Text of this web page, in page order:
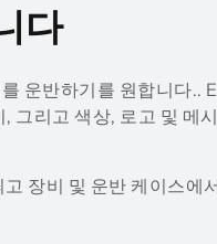
다
운반하기를 원합니다..
그리고 색상, 로고 및 메
장비 및 운반 케이스에